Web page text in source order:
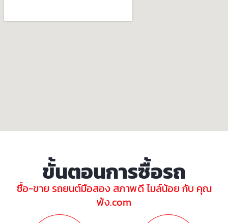
ขั้นตอนการซื้อรถ
ซื้อ-ขาย รถยนต์มือสอง สภาพดี ไมล์น้อย กับ คุณ
พ้ง.com